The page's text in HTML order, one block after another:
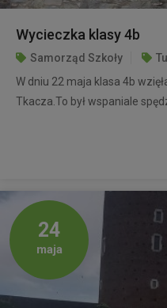
Wycieczka klasy 4b
Samorząd Szkoły
W dniu 22 maja klasa 4b
Tkacza.To był wspaniale
24
maja